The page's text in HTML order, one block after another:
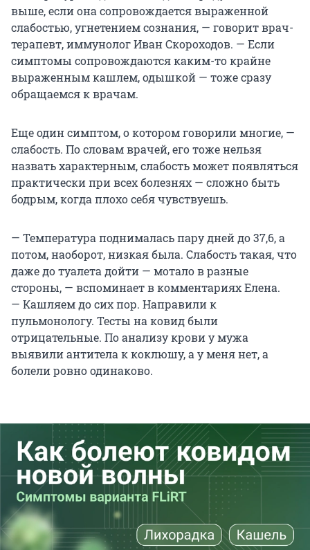
выше, если она сопровождается выраженной
слабостью, угнетением сознания, — говорит врач-
терапевт, иммунолог Иван Скороходов. — Если
симптомы сопровождаются каким-то крайне
выраженным кашлем, одышкой — тоже сразу
обращаемся к врачам.
Еще один симптом, о котором говорили многие, —
слабость. По словам врачей, его тоже нельзя
назвать характерным, слабость может появляться
практически при всех болезнях — сложно быть
бодрым, когда плохо себя чувствуешь.
— Температура поднималась пару дней до 37,6, а
потом, наоборот, низкая была. Слабость такая, что
даже до туалета дойти — мотало в разные
стороны, — вспоминает в комментариях Елена.
— Кашляем до сих пор. Направили к
пульмонологу. Тесты на ковид были
отрицательные. По анализу крови у мужа
выявили антитела к коклюшу, а у меня нет, а
болели ровно одинаково.